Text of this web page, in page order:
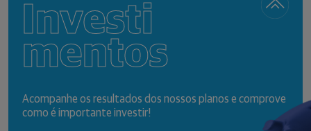
Investi
mentos
Acompanhe os resultados dos nossos planos e comprove
como é importante investir!